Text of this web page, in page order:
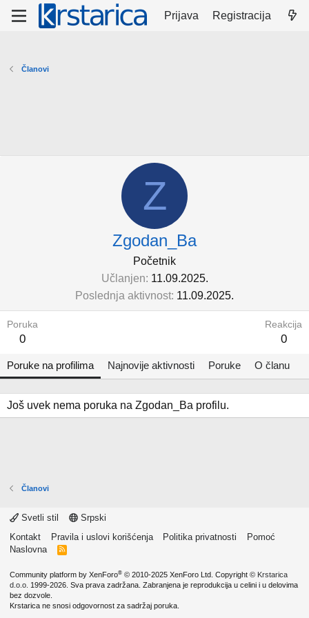
Prijava Registracija
Članovi
Z
Zgodan_Ba
Početnik
Učlanjen 11.09.2025.
Poslednja aktivnost 11.09.2025.
Poruka
0
Reakcija
0
Poruke na profilima Najnovije aktivnosti Poruke O članu
Još uvek nema poruka na Zgodan_Ba profilu.
Članovi
Svetli stil
Srpski
Kontakt
Pravila i uslovi korišćenja Politika privatnosti
Pomoć
Naslovna
R
Community platform by XenForo® © 2010-2025 XenForo Ltd. Copyright © Krstarica
d.o.o. 1999-2026. Sva prava zadržana. Zabranjena je reprodukcija u celini i u delovima
bez dozvole.
Krstarica ne snosi odgovornost za sadržaj poruka.